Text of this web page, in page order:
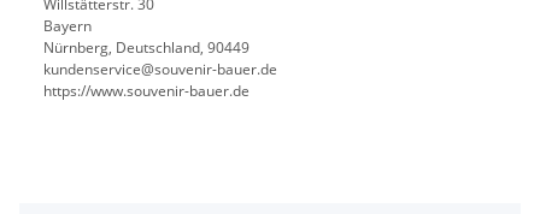
Willstätterstr. 30
Bayern
Nürnberg, Deutschland, 90449
kundenservice@souvenir-bauer.de
https://www.souvenir-bauer.de